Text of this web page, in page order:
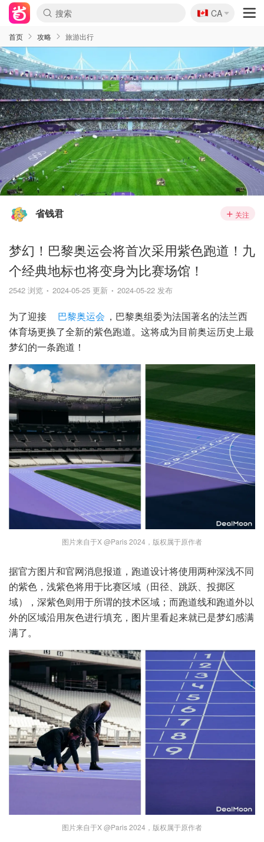
🇨🇦
CA
首页 攻略 旅游出行
省钱君 关注
梦幻！巴黎奥运会将首次采用紫色跑道！九
个经典地标也将变身为比赛场馆！
2542 浏览 2024-05-25 更新 2024-05-22 发布
为了迎接 巴黎奥运会 ，巴黎奥组委为法国著名的法兰西
体育场更换了全新的紫色跑道。这将成为目前奥运历史上最
梦幻的一条跑道！
图片来自于X @Paris 2024，版权属于原作者
据官方图片和官网消息报道，跑道设计将使用两种深浅不同
的紫色，浅紫色将用于比赛区域（田径、跳跃、投掷区
域），深紫色则用于所谓的技术区域；而跑道线和跑道外以
外的区域沿用灰色进行填充，图片里看起来就已是梦幻感满
满了。
图片来自于X @Paris 2024，版权属于原作者